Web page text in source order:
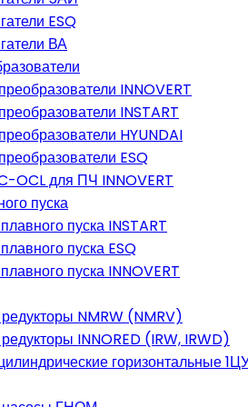
ESQ
ВА
INNOVERT
INSTART
HYUNDAI
ESQ
OCL для ПЧ INNOVERT
пуска
пуска INSTART
пуска ESQ
пуска INNOVERT
NMRW (NMRV)
INNORED (IRW, IRWD)
горизонтальные